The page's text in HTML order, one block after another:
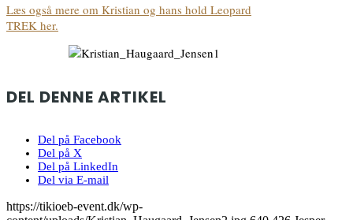
Læs også mere om Kristian og hans hold Leopard
TREK her.
DEL DENNE ARTIKEL
Del på Facebook
Del på X
Del på LinkedIn
Del via E-mail
https://tikioeb-event.dk/wp-